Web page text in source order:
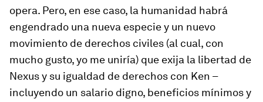
opera. Pero, en ese caso, la humanidad habrá
engendrado una nueva especie y un nuevo
movimiento de derechos civiles (al cual, con
mucho gusto, yo me uniría) que exija la libertad de
Nexus y su igualdad de derechos con Ken –
incluyendo un salario digno, beneficios mínimos y